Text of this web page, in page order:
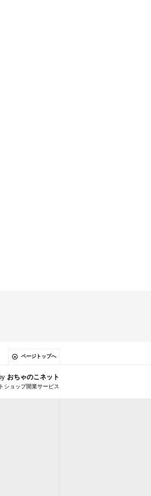
ページトップへ
おちゃのこネット
ショップ開業サービス